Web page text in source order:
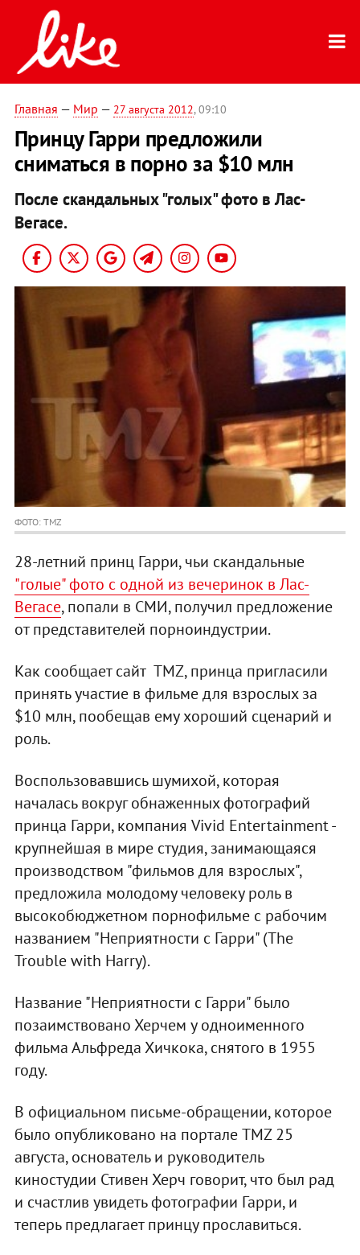
Главная — Мир — 27 августа 2012, 09:10
Принцу Гарри предложили
сниматься в порно за $10 млн
После скандальных "голых" фото в Лас-
Вегасе.
ФОТО: TMZ
28-летний принц Гарри, чьи скандальные
"голые" фото с одной из вечеринок в Лас-
Вегасе, попали в СМИ, получил предложение
от представителей порноиндустрии.
Как сообщает сайт TMZ, принца пригласили
принять участие в фильме для взрослых за
$10 млн, пообещав ему хороший сценарий и
роль.
Воспользовавшись шумихой, которая
началась вокруг обнаженных фотографий
принца Гарри, компания Vivid Entertainment -
крупнейшая в мире студия, занимающаяся
производством "фильмов для взрослых",
предложила молодому человеку роль в
высокобюджетном порнофильме с рабочим
названием "Неприятности с Гарри" (The
Trouble with Harry).
Название "Неприятности с Гарри" было
позаимствовано Херчем у одноименного
фильма Альфреда Хичкока, снятого в 1955
году.
В официальном письме-обращении, которое
было опубликовано на портале TMZ 25
августа, основатель и руководитель
киностудии Стивен Херч говорит, что был рад
и счастлив увидеть фотографии Гарри, и
теперь предлагает принцу прославиться.